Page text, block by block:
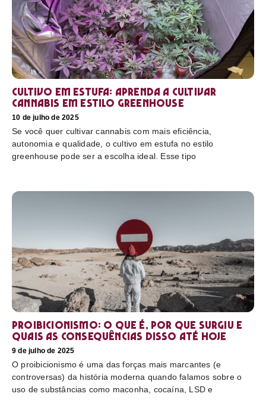
Cultivo em estufa: aprenda a cultivar
cannabis em estilo greenhouse
10 de julho de 2025
Se você quer cultivar cannabis com mais eficiência,
autonomia e qualidade, o cultivo em estufa no estilo
greenhouse pode ser a escolha ideal. Esse tipo
Proibicionismo: o que é, por que surgiu e
quais as consequências disso até hoje
9 de julho de 2025
O proibicionismo é uma das forças mais marcantes (e
controversas) da história moderna quando falamos sobre o
uso de substâncias como maconha, cocaína, LSD e